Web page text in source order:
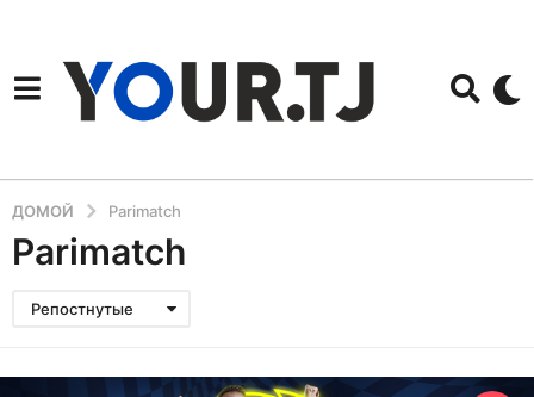
ДОМОЙ Parimatch
Parimatch
Репостнутые